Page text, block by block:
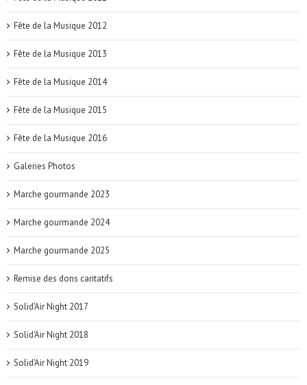
Fête de la Musique 2012
Fête de la Musique 2013
Fête de la Musique 2014
Fête de la Musique 2015
Fête de la Musique 2016
Galeries Photos
Marche gourmande 2023
Marche gourmande 2024
Marche gourmande 2025
Remise des dons caritatifs
Solid'Air Night 2017
Solid'Air Night 2018
Solid'Air Night 2019